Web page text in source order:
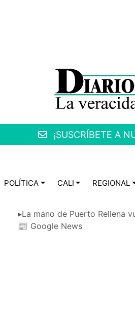
¡SUSCRÍBETE A
POLÍTICA CALI REGIONAL
▸La mano de Puerto Rellena
📰 Google News